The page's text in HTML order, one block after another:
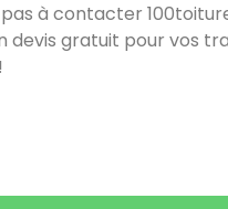
pas à contacter
devis gratuit pour vos